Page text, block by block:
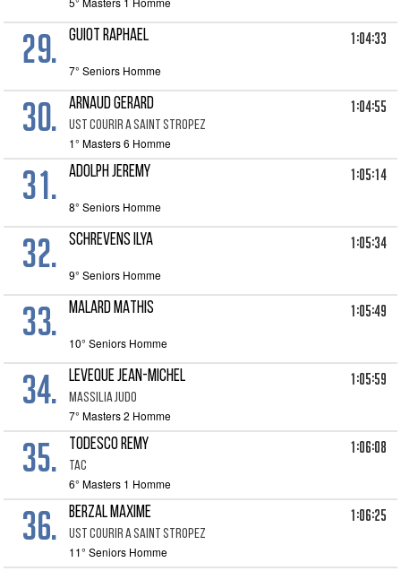
29. GUIOT RAPHAEL 1:04:33
7° Seniors Homme
30. ARNAUD GERARD
UST COURIR A SAINT STROPEZ
1:04:55
1° Masters 6 Homme
31. ADOLPH JEREMY 1:05:14
8° Seniors Homme
32. SCHREVENS ILYA 1:05:34
9° Seniors Homme
33. MALARD MATHIS 1:05:49
10° Seniors Homme
34. LEVEQUE JEAN-MICHEL
MASSILIA JUDO
1:05:59
7° Masters 2 Homme
35. TODESCO REMY
TAC
1:06:08
6° Masters 1 Homme
36. BERZAL MAXIME
UST COURIR A SAINT STROPEZ
1:06:25
11° Seniors Homme